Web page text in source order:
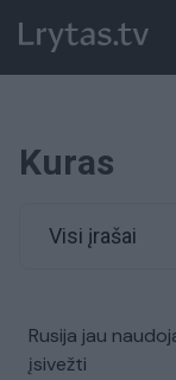
Kuras
Visi įrašai
Rusija jau
įsivežti